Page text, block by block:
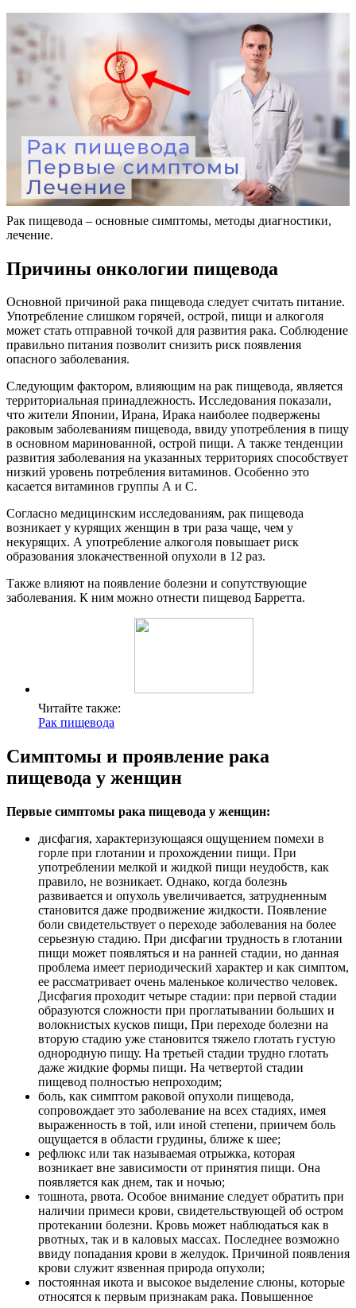
Рак пищевода – основные симптомы, методы диагностики,
лечение.
Причины онкологии пищевода
Основной причиной рака пищевода следует считать питание.
Употребление слишком горячей, острой, пищи и алкоголя
может стать отправной точкой для развития рака. Соблюдение
правильно питания позволит снизить риск появления
опасного заболевания.
Следующим фактором, влияющим на рак пищевода, является
территориальная принадлежность. Исследования показали,
что жители Японии, Ирана, Ирака наиболее подвержены
раковым заболеваниям пищевода, ввиду употребления в пищу
в основном маринованной, острой пищи. А также тенденции
развития заболевания на указанных территориях способствует
низкий уровень потребления витаминов. Особенно это
касается витаминов группы А и С.
Согласно медицинским исследованиям, рак пищевода
возникает у курящих женщин в три раза чаще, чем у
некурящих. А употребление алкоголя повышает риск
образования злокачественной опухоли в 12 раз.
Также влияют на появление болезни и сопутствующие
заболевания. К ним можно отнести пищевод Барретта.
Читайте также:
Рак пищевода
Симптомы и проявление рака
пищевода у женщин
Первые симптомы рака пищевода у женщин:
дисфагия, характеризующаяся ощущением помехи в
горле при глотании и прохождении пищи. При
употреблении мелкой и жидкой пищи неудобств, как
правило, не возникает. Однако, когда болезнь
развивается и опухоль увеличивается, затрудненным
становится даже продвижение жидкости. Появление
боли свидетельствует о переходе заболевания на более
серьезную стадию. При дисфагии трудность в глотании
пищи может появляться и на ранней стадии, но данная
проблема имеет периодический характер и как симптом,
ее рассматривает очень маленькое количество человек.
Дисфагия проходит четыре стадии: при первой стадии
образуются сложности при проглатывании больших и
волокнистых кусков пищи, При переходе болезни на
вторую стадию уже становится тяжело глотать густую
однородную пищу. На третьей стадии трудно глотать
даже жидкие формы пищи. На четвертой стадии
пищевод полностью непроходим;
боль, как симптом раковой опухоли пищевода,
сопровождает это заболевание на всех стадиях, имея
выраженность в той, или иной степени, приичем боль
ощущается в области грудины, ближе к шее;
рефлюкс или так называемая отрыжка, которая
возникает вне зависимости от принятия пищи. Она
появляется как днем, так и ночью;
тошнота, рвота. Особое внимание следует обратить при
наличии примеси крови, свидетельствующей об остром
протекании болезни. Кровь может наблюдаться как в
рвотных, так и в каловых массах. Последнее возможно
ввиду попадания крови в желудок. Причиной появления
крови служит язвенная природа опухоли;
постоянная икота и высокое выделение слюны, которые
относятся к первым признакам рака. Повышенное